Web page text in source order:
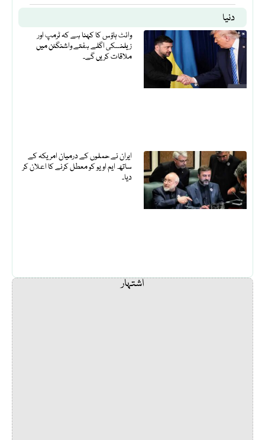
دنیا
وائٹ ہاؤس کا کہنا ہے کہ ٹرمپ اور
زیلنسکی اگلے ہفتے واشنگٹن میں
ملاقات کریں گے۔
ایران نے حملوں کے درمیان امریکہ کے
ساتھ ایم او یو کو معطل کرنے کا اعلان کر
دیا۔
اشتہار